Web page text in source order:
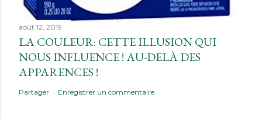
août 12, 2019
LA COULEUR: CETTE ILLUSION QUI
NOUS INFLUENCE ! AU-DELÀ DES
APPARENCES !
Partager Enregistrer un commentaire